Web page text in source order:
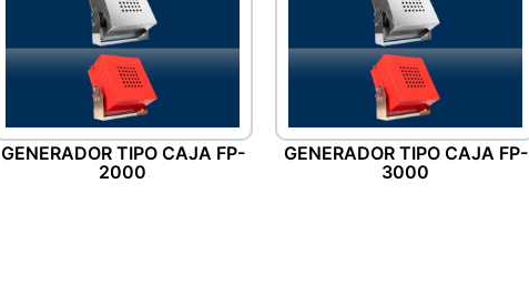
GENERADOR TIPO CAJA FP-
2000
GENERADOR TIPO CAJA FP-
3000